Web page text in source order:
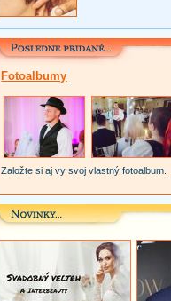
Fotoalbumy
Založte si aj vy svoj vlastný fotoalbum.